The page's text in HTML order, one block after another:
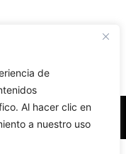
de
Al hacer clic en
a nuestro uso
de Cookies